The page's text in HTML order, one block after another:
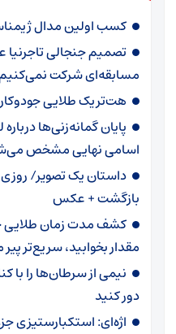
کسب اولین مدال
تصمیم جنجالی
مسابقه‌ای شرکت
هت‌تریک طلایی
اسامی نهایی مشخص
داستان یک تصویر/ روزی
بازگشت + عکس
کشف مدت زمان طلایی
مقدار بخوابید، سریع‌تر
نیمی از سرطان‌ها را با
دور کنید
اژه‌ای: استکبارستیزی